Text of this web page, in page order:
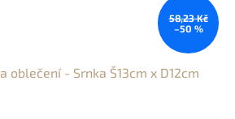
58,23 Kč
–50 %
oblečení - Srnka Š13cm x D12cm